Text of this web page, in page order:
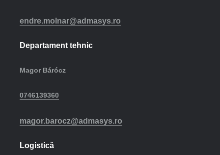
endre.molnar@admasys.ro
Departament tehnic
Magor Bárócz
0746139360
magor.barocz@admasys.ro
Logistică